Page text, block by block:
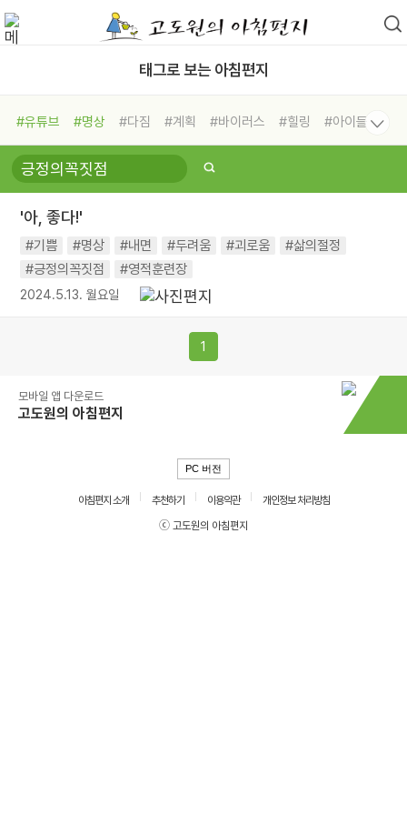
태그로 보는 아침편지
#유튜브 #명상 #다짐 #계획 #바이러스 #힐링
#아이들
#비전캠프
#독서캠프 #삶
#희망
#나눔 #친구 #링컨학교
#독서
#건강
'아, 좋다!'
#기쁨 #명상 #내면 #두려움 #괴로움
#삶의절정
#긍정의꼭짓점
#영적훈련장
2024.5.13. 월요일
1
모바일 앱 다운로드
고도원의 아침편지
PC 버전
아침편지 소개 추천하기 이용약관
개인정보 처리방침
ⓒ 고도원의 아침편지